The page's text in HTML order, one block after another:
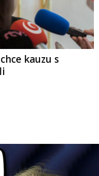
kauzu s